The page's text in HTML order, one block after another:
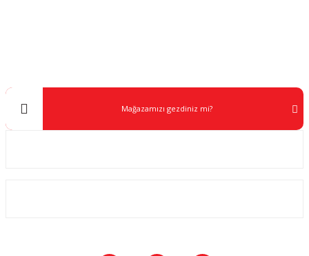
Mağazamızı gezdiniz mi?